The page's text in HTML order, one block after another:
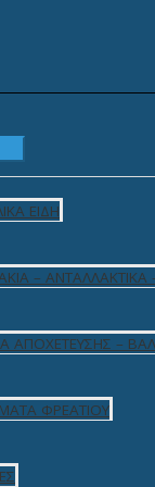
ΕΊΔΗ
–
ΑΠΟΧΈΤΕΥΣΗΣ –
ΦΡΕΑΤΊΟΥ
βάση στήριξης.
1 Bar